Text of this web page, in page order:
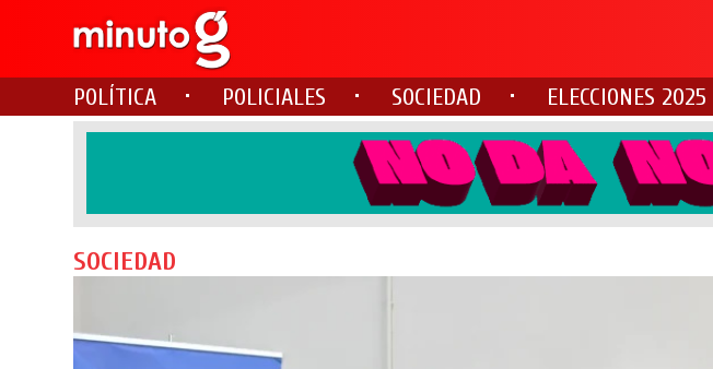
POLÍTICA POLICIALES SOCIEDAD ELECCIONES 2025
SOCIEDAD